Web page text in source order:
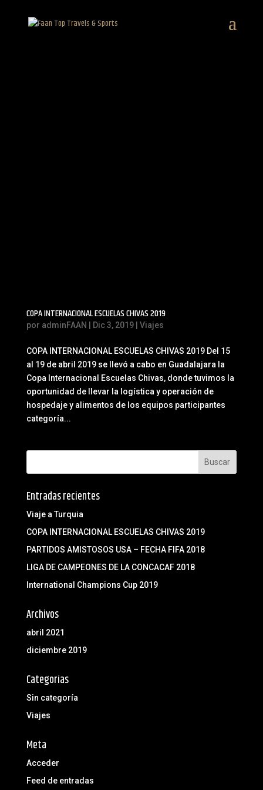
COPA INTERNACIONAL ESCUELAS CHIVAS 2019
por adminFAAN Dic 3, 2019| Viajes
COPA INTERNACIONAL ESCUELAS CHIVAS 2019 Del 15
al 19 de abril 2019 se llevó a cabo en Guadalajara la
Copa Internacional Escuelas Chivas, donde tuvimos la
oportunidad de llevar la logística y operación de
hospedaje y alimentos de los equipos participantes
categoría...
Entradas recientes
Viaje a Turquia
COPA INTERNACIONAL ESCUELAS CHIVAS 2019
PARTIDOS AMISTOSOS USA – FECHA FIFA 2018
LIGA DE CAMPEONES DE LA CONCACAF 2018
International Champions Cup 2019
Archivos
abril 2021
diciembre 2019
Categorías
Sin categoría
Viajes
Meta
Acceder
Feed de entradas